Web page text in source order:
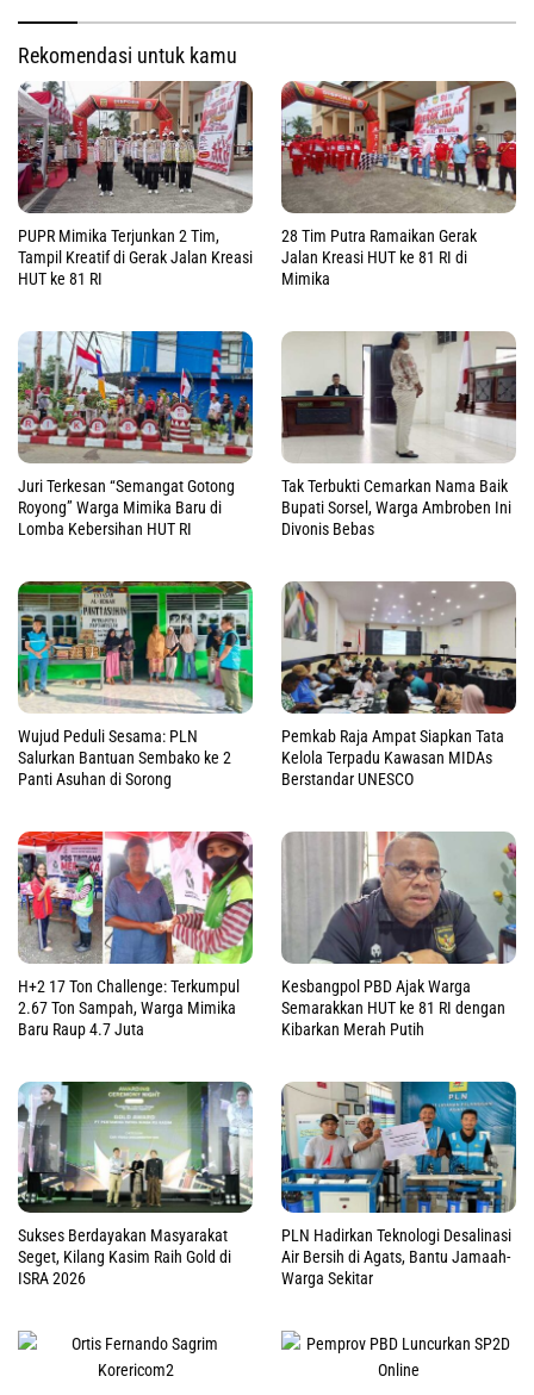
Rekomendasi untuk kamu
PUPR Mimika Terjunkan 2 Tim,
Tampil Kreatif di Gerak Jalan Kreasi
HUT ke 81 RI
28 Tim Putra Ramaikan Gerak
Jalan Kreasi HUT ke 81 RI di
Mimika
Juri Terkesan “Semangat Gotong
Royong” Warga Mimika Baru di
Lomba Kebersihan HUT RI
Tak Terbukti Cemarkan Nama Baik
Bupati Sorsel, Warga Ambroben Ini
Divonis Bebas
Wujud Peduli Sesama: PLN
Salurkan Bantuan Sembako ke 2
Panti Asuhan di Sorong
Pemkab Raja Ampat Siapkan Tata
Kelola Terpadu Kawasan MIDAs
Berstandar UNESCO
H+2 17 Ton Challenge: Terkumpul
2.67 Ton Sampah, Warga Mimika
Baru Raup 4.7 Juta
Kesbangpol PBD Ajak Warga
Semarakkan HUT ke 81 RI dengan
Kibarkan Merah Putih
Sukses Berdayakan Masyarakat
Seget, Kilang Kasim Raih Gold di
ISRA 2026
PLN Hadirkan Teknologi Desalinasi
Air Bersih di Agats, Bantu Jamaah-
Warga Sekitar